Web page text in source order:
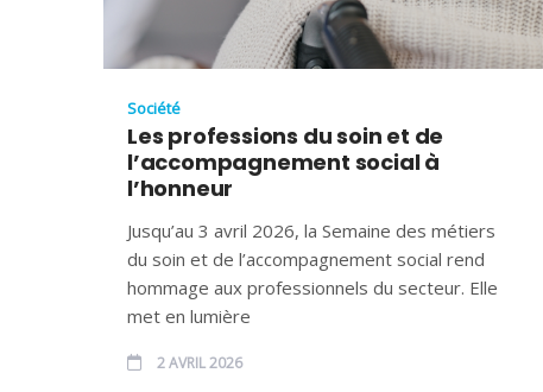
Société
Les professions du soin et de
l’accompagnement social à
l’honneur
Jusqu’au 3 avril 2026, la Semaine des métiers
du soin et de l’accompagnement social rend
hommage aux professionnels du secteur. Elle
met en lumière
2 AVRIL 2026